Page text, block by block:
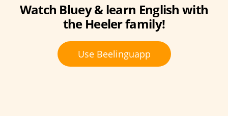
Watch Bluey & learn English with
the Heeler family!
Use Beelinguapp